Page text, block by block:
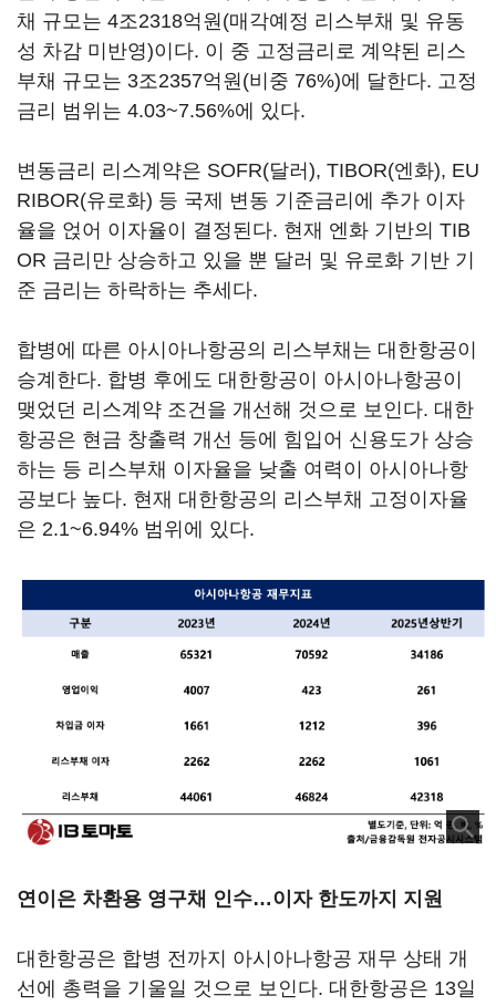
채 규모는 4조2318억원(매각예정 리스부채 및 유동
성 차감 미반영)이다. 이 중 고정금리로 계약된 리스
부채 규모는 3조2357억원(비중 76%)에 달한다. 고정
금리 범위는 4.03~7.56%에 있다.
변동금리 리스계약은 SOFR(달러), TIBOR(엔화), EU
RIBOR(유로화) 등 국제 변동 기준금리에 추가 이자
율을 얹어 이자율이 결정된다. 현재 엔화 기반의 TIB
OR 금리만 상승하고 있을 뿐 달러 및 유로화 기반 기
준 금리는 하락하는 추세다.
합병에 따른 아시아나항공의 리스부채는 대한항공이
승계한다. 합병 후에도 대한항공이 아시아나항공이
맺었던 리스계약 조건을 개선해 것으로 보인다. 대한
항공은 현금 창출력 개선 등에 힘입어 신용도가 상승
하는 등 리스부채 이자율을 낮출 여력이 아시아나항
공보다 높다. 현재 대한항공의 리스부채 고정이자율
은 2.1~6.94% 범위에 있다.
연이은 차환용 영구채 인수…이자 한도까지 지원
대한항공은 합병 전까지 아시아나항공 재무 상태 개
선에 총력을 기울일 것으로 보인다. 대한항공은 13일